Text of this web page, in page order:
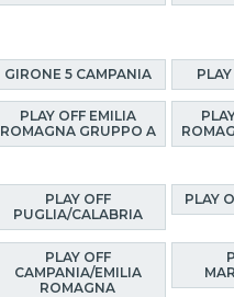
GIRONE 5 CAMPANIA
PLAY OFF EMILIA
ROMAGNA GRUPPO A
PLAY OFF
PUGLIA/CALABRIA
PLAY
PLAY OFF
CAMPANIA/EMILIA
ROMAGNA